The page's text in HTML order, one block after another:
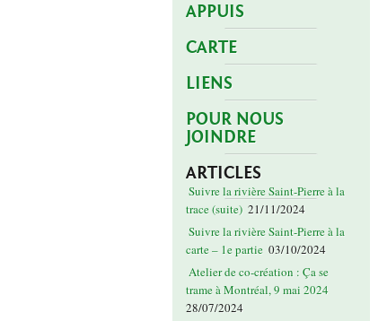
APPUIS
CARTE
LIENS
POUR NOUS
JOINDRE
ARTICLES
Suivre la rivière Saint-Pierre à la
trace (suite) 21/11/2024
Suivre la rivière Saint-Pierre à la
carte – 1e partie 03/10/2024
Atelier de co-création : Ça se
trame à Montréal, 9 mai 2024
28/07/2024